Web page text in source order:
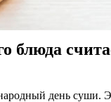
блюда
день суши.